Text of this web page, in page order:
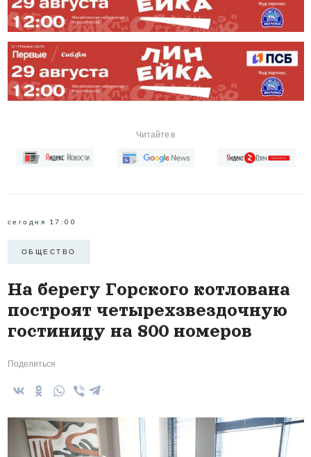
Читайте в
сегодня 17:00
ОБЩЕСТВО
На берегу Горского котлована
построят четырехзвездочную
гостиницу на 800 номеров
Поделиться